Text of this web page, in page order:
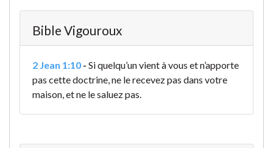
Bible Vigouroux
2 Jean 1:10 - Si quelqu’un vient à vous et n’apporte
pas cette doctrine, ne le recevez pas dans votre
maison, et ne le saluez pas.